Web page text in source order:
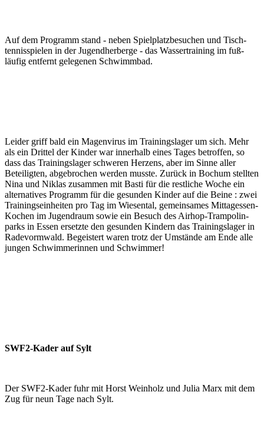
Auf dem Programm stand - neben Spiel­platz­besuchen und Tisch­
tennis­spielen in der Jugend­herberge - das Wasser­training im fuß­
läufig ent­fernt gelegenen Schwimm­bad.
Leider griff bald ein Magen­virus im Trainings­lager um sich. Mehr
als ein Drittel der Kinder war inner­halb eines Tages betroffen, so
dass das Trainings­lager schweren Herzens, aber im Sinne aller
Beteiligten, abge­brochen werden musste. Zurück in Bochum stellten
Nina und Niklas zusammen mit Basti für die rest­liche Woche ein
alter­natives Pro­gramm für die gesunden Kinder auf die Beine : zwei
Trainings­einheiten pro Tag im Wiesen­tal, gemein­sames Mittag­essen-
Kochen im Jugend­raum sowie ein Besuch des Airhop-Trampolin­
parks in Essen ersetzte den gesunden Kindern das Trainings­lager in
Rade­vormwald. Begeistert waren trotz der Umstände am Ende alle
jungen Schwimmerinnen und Schwimmer!
SWF2-Kader auf Sylt
Der SWF2-Kader fuhr mit Horst Weinholz und Julia Marx mit dem
Zug für neun Tage nach Sylt.